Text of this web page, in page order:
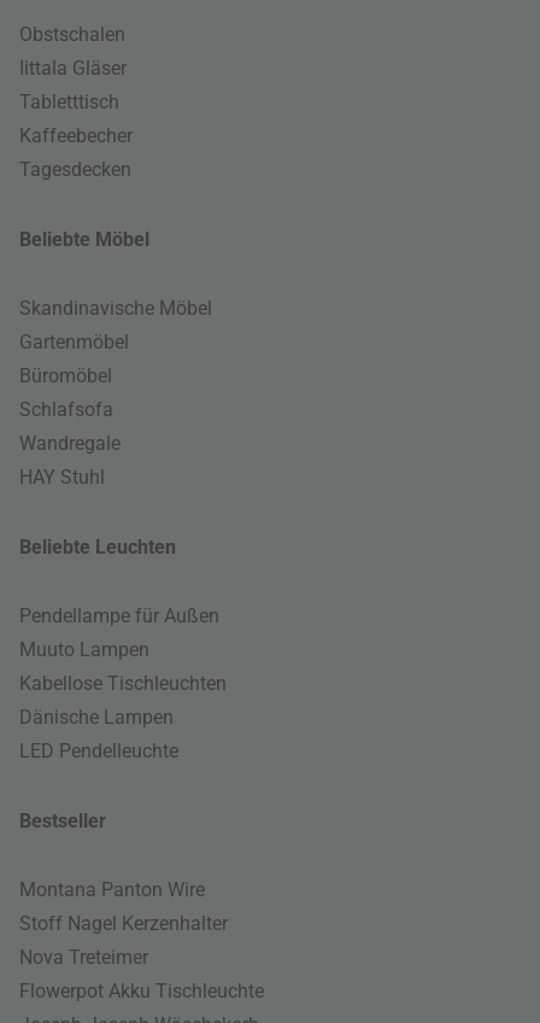
Obstschalen
Iittala Gläser
Tabletttisch
Kaffeebecher
Tagesdecken
Beliebte Möbel
Skandinavische Möbel
Gartenmöbel
Büromöbel
Schlafsofa
Wandregale
HAY Stuhl
Beliebte Leuchten
Pendellampe für Außen
Muuto Lampen
Kabellose Tischleuchten
Dänische Lampen
LED Pendelleuchte
Bestseller
Montana Panton Wire
Stoff Nagel Kerzenhalter
Nova Treteimer
Flowerpot Akku Tischleuchte